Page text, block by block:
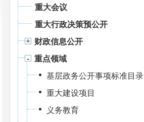
重大会议
重大行政决策预公开
财政信息公开
重点领域
基层政务公开事项标准目录
重大建设项目
义务教育